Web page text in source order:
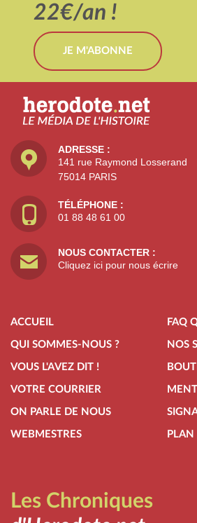
22€/an !
JE M'ABONNE
ADRESSE :
141 rue Raymond Losserand
75014 PARIS
TÉLÉPHONE :
01 88 48 61 00
NOUS CONTACTER :
Cliquez ici pour nous écrire
ACCUEIL
QUI SOMMES-NOUS ?
VOUS L'AVEZ DIT !
VOTRE COURRIER
ON PARLE DE NOUS
WEBMESTRES
FAQ
NOS
PLAN
Les Chroniques